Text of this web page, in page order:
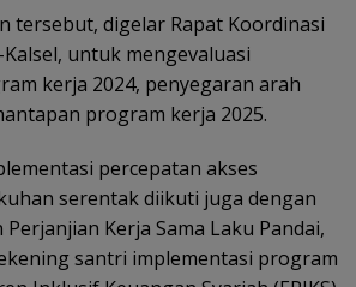
tersebut, digelar Rapat Koordinasi
untuk mengevaluasi
kerja 2024, penyegaran arah
program kerja 2025.
percepatan akses
serentak diikuti juga dengan
Kerja Sama Laku Pandai,
santri implementasi program